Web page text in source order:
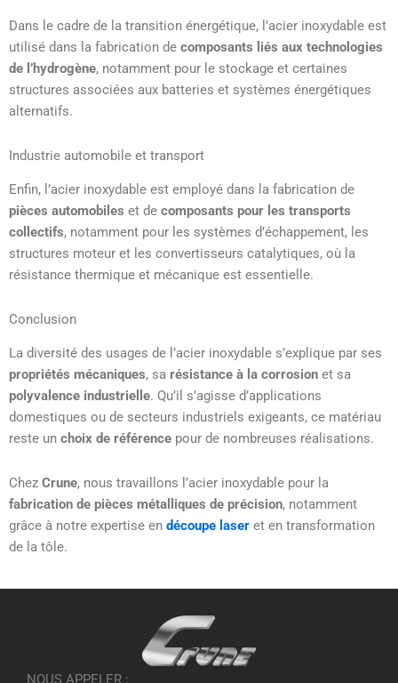
Dans le cadre de la transition énergétique, l’acier inoxydable est
utilisé dans la fabrication de composants liés aux technologies
de l’hydrogène, notamment pour le stockage et certaines
structures associées aux batteries et systèmes énergétiques
alternatifs.
Industrie automobile et transport
Enfin, l’acier inoxydable est employé dans la fabrication de
pièces automobiles et de composants pour les transports
collectifs, notamment pour les systèmes d’échappement, les
structures moteur et les convertisseurs catalytiques, où la
résistance thermique et mécanique est essentielle.
Conclusion
La diversité des usages de l’acier inoxydable s’explique par ses
propriétés mécaniques, sa résistance à la corrosion et sa
polyvalence industrielle. Qu’il s’agisse d’applications
domestiques ou de secteurs industriels exigeants, ce matériau
reste un choix de référence pour de nombreuses réalisations.
Chez Crune, nous travaillons l’acier inoxydable pour la
fabrication de pièces métalliques de précision, notamment
grâce à notre expertise en découpe laser et en transformation
de la tôle.
NOUS APPELER :